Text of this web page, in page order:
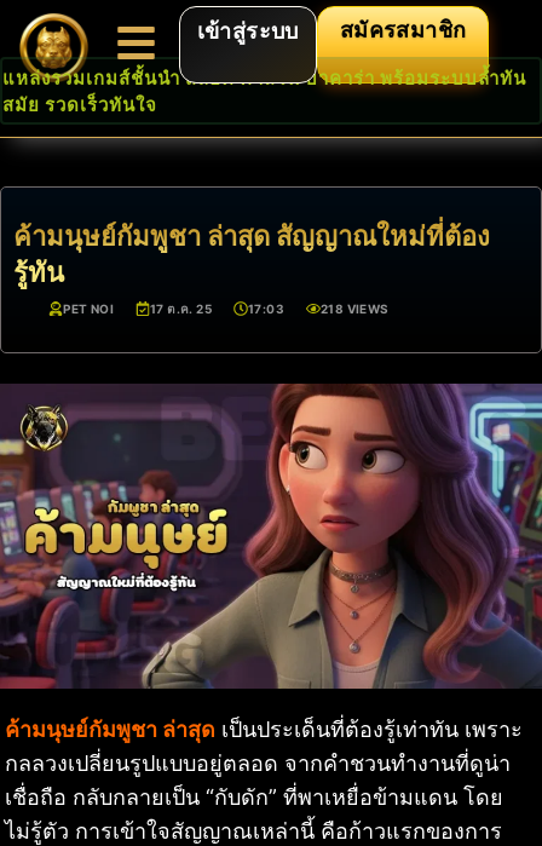
เข้าสู่ระบบ สมัครสมาชิก
แหล่งรวมเกมส์ชั้นนำ สล็อต คาสิโน บาคาร่า พร้อมระบบล้ำทัน
สมัย รวดเร็วทันใจ
ค้ามนุษย์กัมพูชา ล่าสุด สัญญาณใหม่ที่ต้อง
รู้ทัน
PET NOI 17 ต.ค. 25 17:03 218 VIEWS
ค้ามนุษย์กัมพูชา ล่าสุด เป็นประเด็นที่ต้องรู้เท่าทัน เพราะ
กลลวงเปลี่ยนรูปแบบอยู่ตลอด จากคำชวนทำงานที่ดูน่า
เชื่อถือ กลับกลายเป็น “กับดัก” ที่พาเหยื่อข้ามแดน โดย
ไม่รู้ตัว การเข้าใจสัญญาณเหล่านี้ คือก้าวแรกของการ